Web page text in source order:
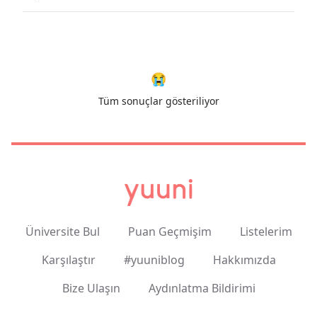
😭
Tüm sonuçlar gösteriliyor
Üniversite Bul Puan Geçmişim
Listelerim
Karşılaştır
#yuuniblog
Hakkımızda
Bize Ulaşın
Aydınlatma Bildirimi